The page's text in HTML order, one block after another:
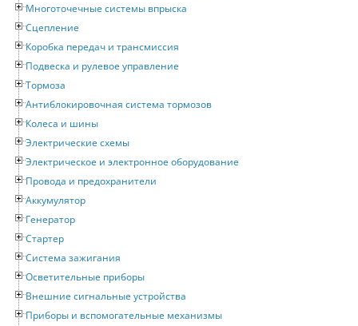
Многоточечные системы впрыска
Сцепление
Коробка передач и трансмиссия
Подвеска и рулевое управление
Тормоза
Антиблокировочная система тормозов
Колеса и шины
Электрические схемы
Электрическое и электронное оборудование
Провода и предохранители
Аккумулятор
Генератор
Стартер
Система зажигания
Осветительные приборы
Внешние сигнальные устройства
Приборы и вспомогательные механизмы